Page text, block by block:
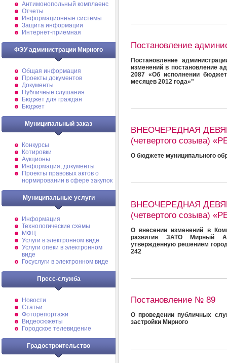
Антимонопольный комплаенс
Отчеты
Информационные системы
Защита информации
Интернет-приемная
ФЭУ администрации Мирного
Общая информация
Проекты документов
Документы
Публичные слушания
Бюджет для граждан
Бюджет
Муниципальный заказ
Конкурсы
Котировки
Аукционы
Информация, документы
Проекты правовых актов о
нормировании в сфере закупок
Муниципальные услуги
Информация
Технологические схемы
МФЦ
Услуги в электронном виде
Услуги опеки в электронном
виде
Госуслуги в электронном виде
Пресс-служба
Новости
Статьи
Фоторепортажи
Видеосюжеты
Городское телевидение
Градостроительство
Постановление
Постановление
изменений в постановление
2087 «Об исполнении
месяцев 2012 года»"
ВНЕОЧЕРЕДНАЯ
(четвертого созыва)
О бюджете муниципального
ВНЕОЧЕРЕДНАЯ
(четвертого созыва)
О внесении изменений в
развития ЗАТО Мирный
утвержденную решением
242
Постановление № 89
О проведении публичных
застройки Мирного